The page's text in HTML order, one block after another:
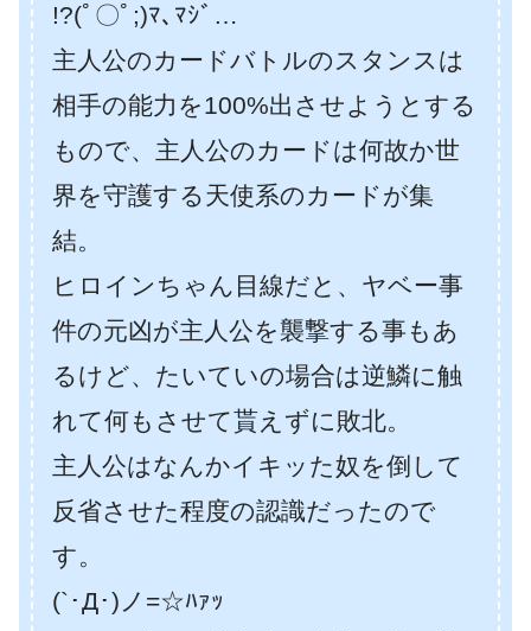
!?(ﾟ〇ﾟ;)ﾏ､ﾏｼﾞ…
主人公のカードバトルのスタンスは
相手の能力を100%出させようとする
もので、主人公のカードは何故か世
界を守護する天使系のカードが集
結。
ヒロインちゃん目線だと、ヤベー事
件の元凶が主人公を襲撃する事もあ
るけど、たいていの場合は逆鱗に触
れて何もさせて貰えずに敗北。
主人公はなんかイキッた奴を倒して
反省させた程度の認識だったので
す。
(`･Д･)ノ=☆ﾊｧｯ